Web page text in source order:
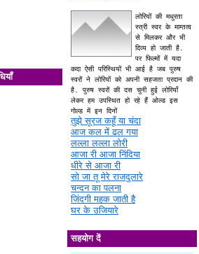
लोरियों की मधुरता
स्त्री स्वर के माम्तत्व
से मिलकर और भी
दिव्य हो जाती है.
पर फिल्मों में यदा
कदा ऐसी परिस्थियों भी आई है जब पुरुष
स्वरों ने लोरियों को अपनी सहजता प्रदान की
है. पुरुष स्वरों की दस चुनी हुई लोरियाँ
लेकर हम उपस्थित हो रहे हैं ओल्ड इस
गोल्ड में इन दिनों
तुझे सूरज कहूँ या चंदा
आज कल में ढल गया
लल्ला लल्ला लोरी
आजा री आजा निंदिया
धीरे से आजा री
सो जा तू मेरे राजदुलारे
चन्दन का पलना
जिंदगी महक जाती है
घर के उजियारे
सहयोग दें